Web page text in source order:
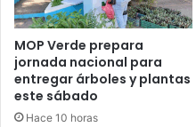
MOP Verde prepara
jornada nacional para
entregar árboles y plantas
este sábado
Hace 10 horas